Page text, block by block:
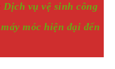
Dịch vụ vệ sinh công
móc hiện đại đến